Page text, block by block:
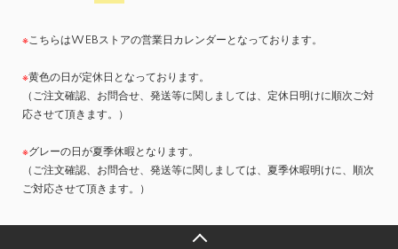
※ こちらはWEBストアの営業日カレンダーとなっております。
※黄色の日が定休日となっております。
（ご注文確認、お問合せ、発送等に関しましては、定休日明けに順次ご対
応させて頂きます。）
※グレーの日が夏季休暇となります。
（ご注文確認、お問合せ、発送等に関しましては、夏季休暇明けに、順次
ご対応させて頂きます。）